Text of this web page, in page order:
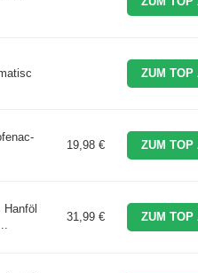
ZUM TOP
19,98 € ZUM TOP
31,99 € ZUM TOP